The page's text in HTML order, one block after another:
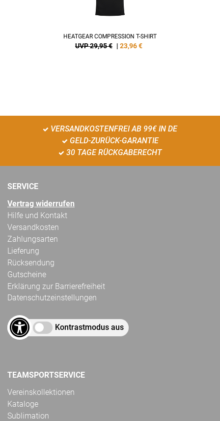
HEATGEAR COMPRESSION T-SHIRT
UVP 29,95 € | 23,96€
VERSANDKOSTENFREI AB 99€ IN DE
GELD-ZURÜCK-GARANTIE
30 TAGE RÜCKGABERECHT
SERVICE
Vertrag widerrufen
Hilfe und Kontakt
Versandkosten
Zahlungsarten
Lieferung
Rücksendung
Gutscheine
Erklärung zur Barrierefreiheit
Datenschutzeinstellungen
Kontrastmodus aus
TEAMSPORTSERVICE
Vereinskollektionen
Kataloge
Sublimation